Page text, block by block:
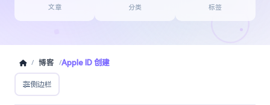
文章 分类 标签
/ 博客 /Apple ID 创建
侧边栏